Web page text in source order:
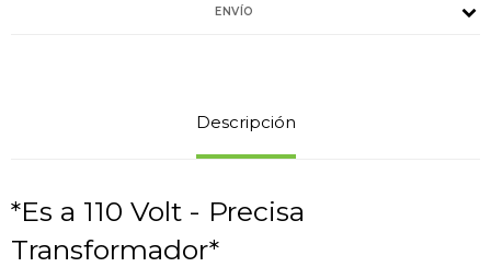
ENVÍO
Descripción
*Es a 110 Volt - Precisa
Transformador*